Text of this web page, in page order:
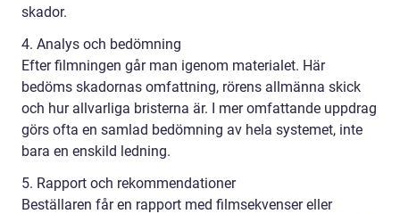
skador.
4. Analys och bedömning
Efter filmningen går man igenom materialet. Här
bedöms skadornas omfattning, rörens allmänna skick
och hur allvarliga bristerna är. I mer omfattande uppdrag
görs ofta en samlad bedömning av hela systemet, inte
bara en enskild ledning.
5. Rapport och rekommendationer
Beställaren får en rapport med filmsekvenser eller